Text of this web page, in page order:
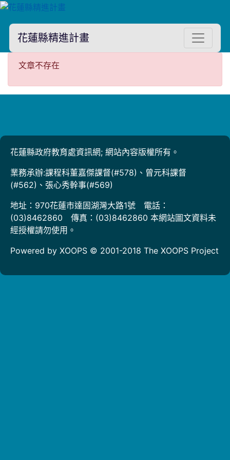
花蓮縣精進計畫
文章不存在
文章不存在
花蓮縣政府教育處資訊網; 網站內容版權所有。
業務承辦:課程科董嘉傑課督(#578)、曾元科課督
(#562)、張心秀幹事(#569)
地址：970花蓮市達固湖灣大路1號 電話：
(03)8462860 傳真：(03)8462860 本網站圖文資料未
經授權請勿使用。
Powered by XOOPS © 2001-2018 The XOOPS Project